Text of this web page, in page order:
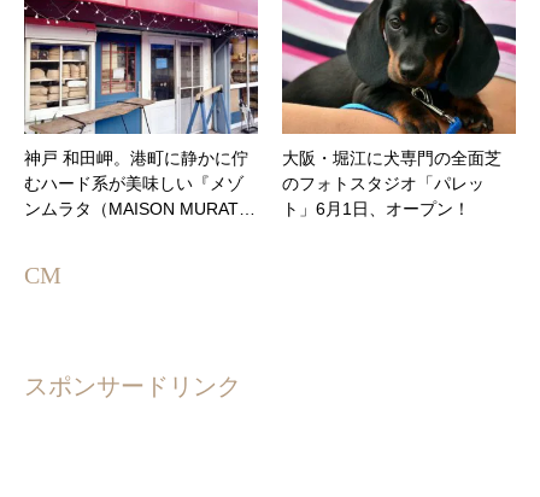
神戸 和田岬。港町に静かに佇
むハード系が美味しい『メゾ
ンムラタ（MAISON MURAT…
大阪・堀江に犬専門の全面芝
のフォトスタジオ「パレッ
ト」6月1日、オープン！
CM
スポンサードリンク